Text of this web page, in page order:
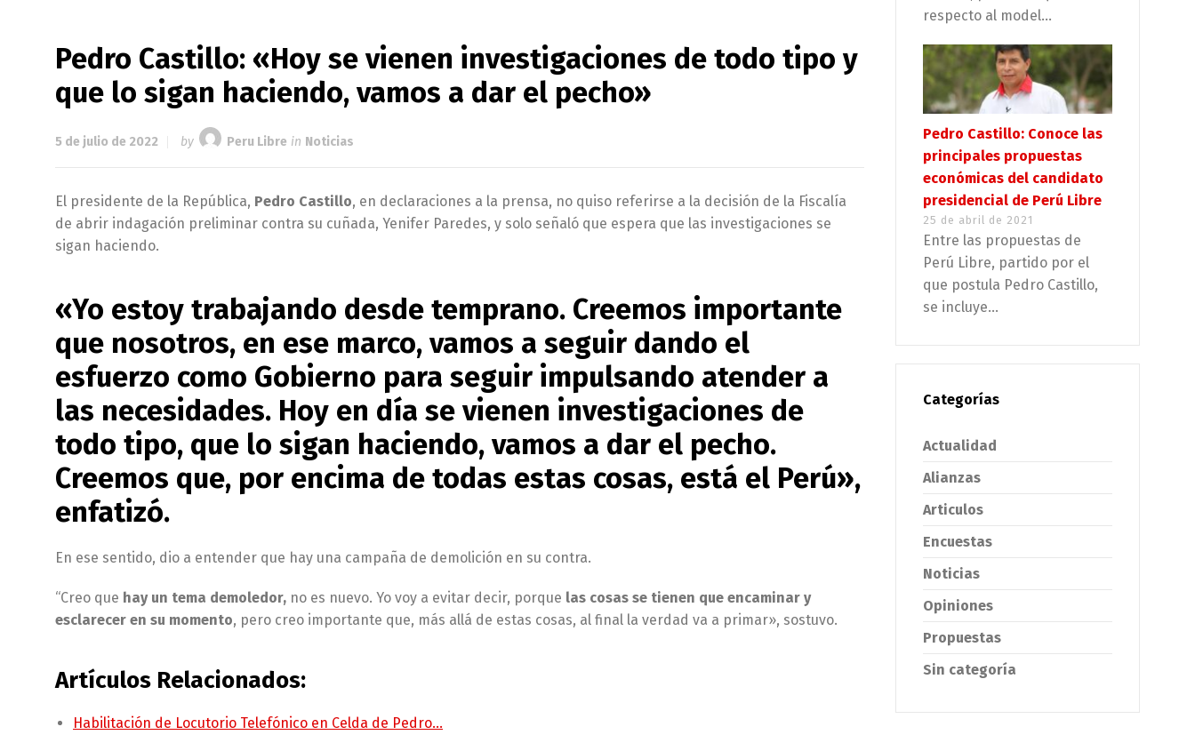
Pedro Castillo: «Hoy se vienen investigaciones de todo tipo y
que lo sigan haciendo, vamos a dar el pecho»
5 de julio de 2022 by Peru Libre in Noticias
El presidente de la República, Pedro Castillo, en declaraciones a la prensa, no quiso referirse a la decisión de la Fiscalía
de abrir indagación preliminar contra su cuñada, Yenifer Paredes, y solo señaló que espera que las investigaciones se
sigan haciendo.
«Yo estoy trabajando desde temprano. Creemos importante
que nosotros, en ese marco, vamos a seguir dando el
esfuerzo como Gobierno para seguir impulsando atender a
las necesidades. Hoy en día se vienen investigaciones de
todo tipo, que lo sigan haciendo, vamos a dar el pecho.
Creemos que, por encima de todas estas cosas, está el Perú»,
enfatizó.
En ese sentido, dio a entender que hay una campaña de demolición en su contra.
“Creo que hay un tema demoledor, no es nuevo. Yo voy a evitar decir, porque las cosas se tienen que encaminar y
esclarecer en su momento, pero creo importante que, más allá de estas cosas, al final la verdad va a primar», sostuvo.
Artículos Relacionados:
Habilitación de Locutorio Telefónico en Celda de Pedro…
respecto al model...
Pedro Castillo: Conoce las
principales propuestas
económicas del candidato
presidencial de Perú Libre
25 de abril de 2021
Entre las propuestas de
Perú Libre, partido por el
que postula Pedro Castillo,
se incluye...
Categorías
Actualidad
Alianzas
Articulos
Encuestas
Noticias
Opiniones
Propuestas
Sin categoría